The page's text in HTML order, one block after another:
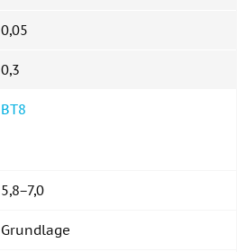
0,05
0,3
ВТ8
5,8−7,0
Grundlage